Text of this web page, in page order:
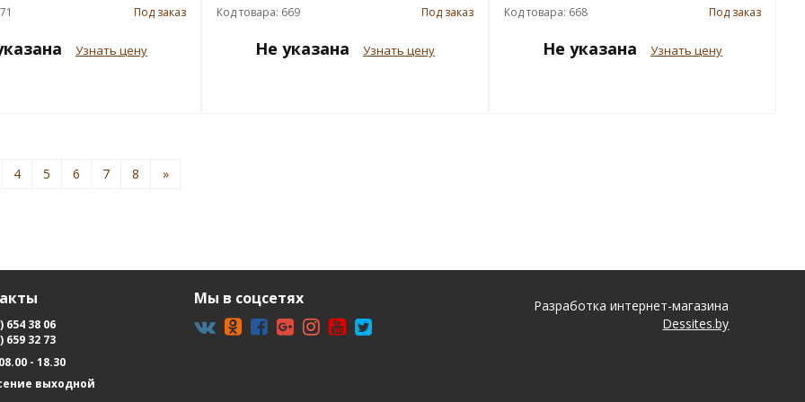
Под заказ
Узнать цену
Код товара: 669 Под заказ
Не указана Узнать цену
Код товара: 668 Под заказ
Не указана Узнать цену
4 5 6 7 8 »
654 38 06
659 32 73
- 18.30
выходной
Мы в соцсетях
Разработка интернет-магазина
Dessites.by